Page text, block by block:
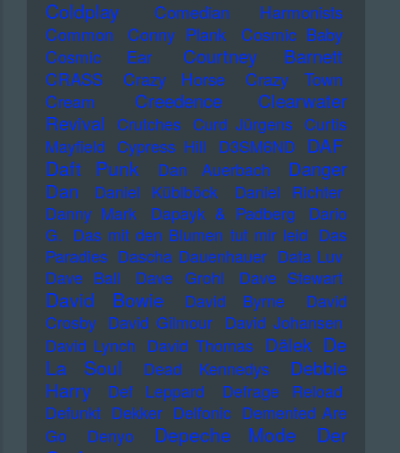
Coldplay
Comedian Harmonists
Common
Conny Plank
Cosmic Baby
Cosmic Ear
Courtney Barnett
CRASS Crazy Horse
Crazy Town
Cream
Creedence Clearwater
Revival
Crutches Curd Jürgens Curtis
Mayfield Cypress Hill D3SM6ND DAF
Daft Punk Dan Auerbach
Danger
Dan
Daniel Küblböck
Daniel Richter
Danny Mark
Dapayk & Padberg
Dario
G. Das mit den Blumen tut mir leid Das
Paradies Dascha Dauenhauer Data Luv
Dave Ball
Dave Grohl Dave Stewart
David Bowie David Byrne
David
Crosby David Gilmour David Johansen
David Lynch David Thomas Dälek De
La Soul
Dead Kennedys
Debbie
Harry
Def Leppard
Defrage Reload
Defunkt Dekker Delfonic Demented Are
Go
Denyo Depeche Mode
Der